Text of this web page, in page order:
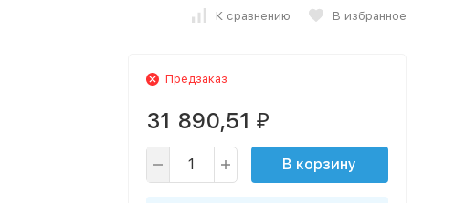
К сравнению В избранное
Предзаказ
31 890,51 ₽
В корзину